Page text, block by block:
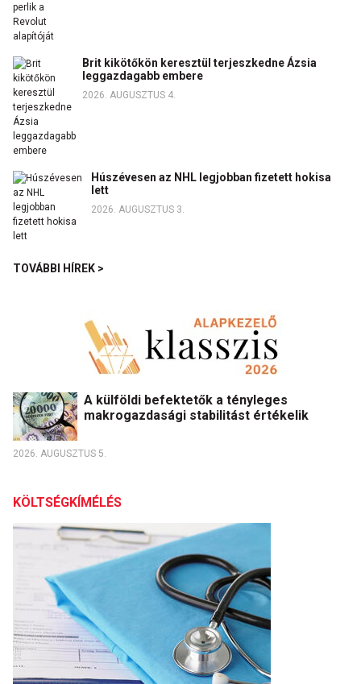
Brit kikötőkön keresztül terjeszkedne Ázsia
leggazdagabb embere
2026. AUGUSZTUS 4.
Húszévesen az NHL legjobban fizetett hokisa
lett
2026. AUGUSZTUS 3.
TOVÁBBI HÍREK >
A külföldi befektetők a tényleges
makrogazdasági stabilitást értékelik
2026. AUGUSZTUS 5.
KÖLTSÉGKÍMÉLÉS